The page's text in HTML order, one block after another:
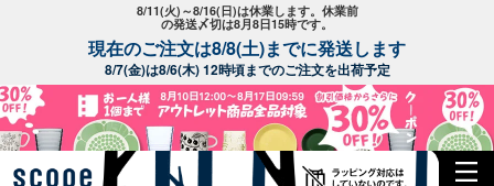
8/11(火)～8/16(日)は休業します。休業前
の発送〆切は8月8日15時です。
現在のご注文は8/8(土)までに発送します
8/7(金)は8/6(木) 12時頃までのご注文を出荷予定